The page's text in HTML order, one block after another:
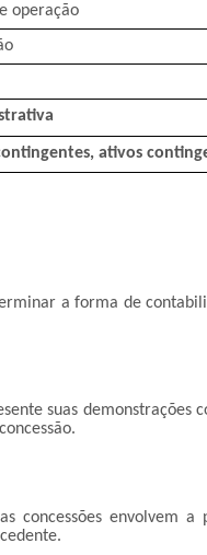
operação
ativos
a forma de
suas
concessões envolvem